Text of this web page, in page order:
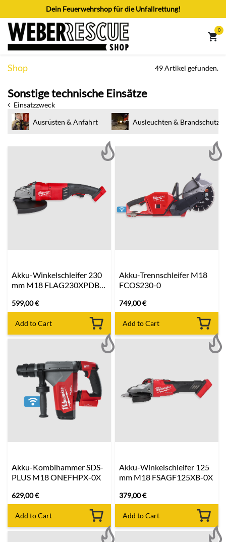
Zum Inhalt springenDein Feuerwehrshop für die Unfallrettung!
0
Shop 49 Artikel gefunden.
Sonstige technische Einsätze
Einsatzzweck
Ausrüsten & Anfahrt
Ausleuchten & Brandschutz
Akku-Winkelschleifer 230
mm M18 FLAG230XPDB-
599,00€
Add to Cart
Akku-Trennschleifer M18
FCOS230-0
749,00€
Add to Cart
Akku-Kombihammer SDS-
PLUS M18 ONEFHPX-0X
629,00€
Add to Cart
Akku-Winkelschleifer 125
mm M18 FSAGF125XB-0X
379,00€
Add to Cart